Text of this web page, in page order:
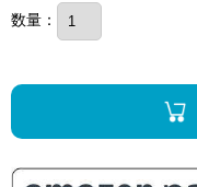
数量：